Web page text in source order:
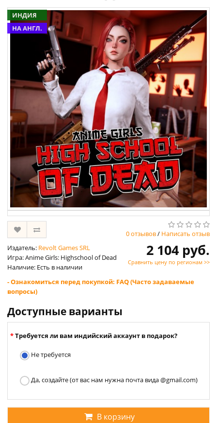
ИНДИЯ
НА АНГЛ.
0 отзывов/ Написать отзыв
Издатель: Revolt Games SRL
Игра: Anime Girls: Highschool of Dead
Наличие: Есть в наличии
2 104 руб.
Сравнить цену по регионам >>
- Ознакомиться перед покупкой: FAQ (Часто задаваемые
вопросы)
Доступные варианты
Требуется ли вам индийский аккаунт в подарок?
Не требуется
Да, создайте (от вас нам нужна почта вида @gmail.com)
В корзину